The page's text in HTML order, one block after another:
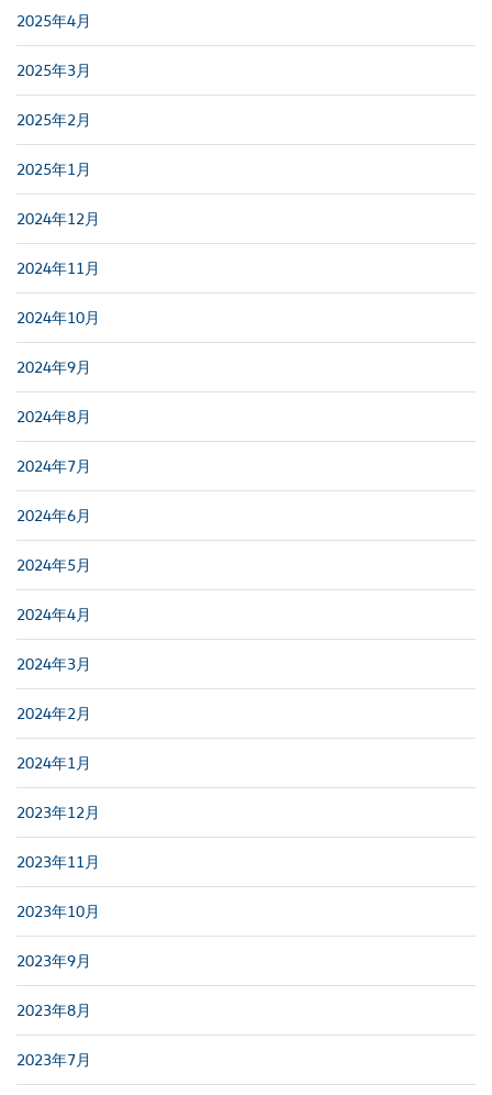
2025年4月
2025年3月
2025年2月
2025年1月
2024年12月
2024年11月
2024年10月
2024年9月
2024年8月
2024年7月
2024年6月
2024年5月
2024年4月
2024年3月
2024年2月
2024年1月
2023年12月
2023年11月
2023年10月
2023年9月
2023年8月
2023年7月